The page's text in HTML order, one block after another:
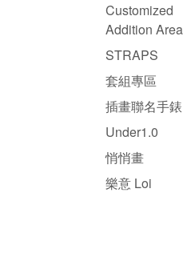
Customized
Addition Area
STRAPS
套組專區
插畫聯名手錶
Under1.0
悄悄畫
樂意 Loi